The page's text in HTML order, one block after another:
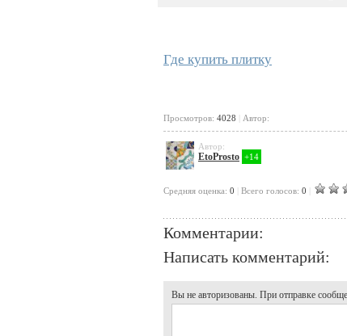
Где купить плитку
Просмотров: 4028 Автор:
Автор:
EtoProsto +14
Cредняя оценка: 0 Всего голосов: 0
Комментарии:
Написать комментарий:
Вы не авторизованы. При отправке